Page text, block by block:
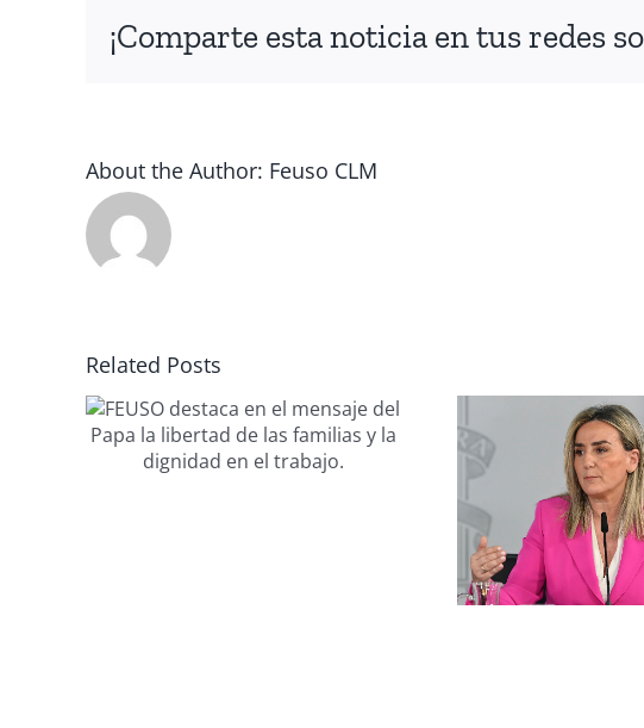
¡Comparte esta noticia en tus redes
About the Author: Feuso CLM
Related Posts
FEUSO exige
«hechos y menos
1 de
–